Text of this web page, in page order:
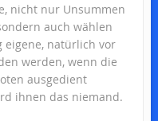
nicht nur Unsummen
auch wählen
natürlich vor
werden, wenn die
ausgedient
ihnen das niemand.